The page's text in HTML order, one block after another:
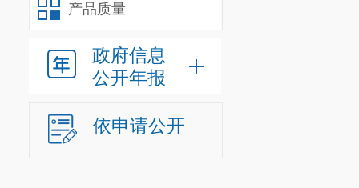
产品质量
政府信息
公开年报
依申请公开